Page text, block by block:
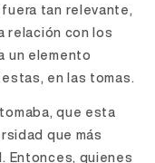
tan relevante,
relación con los
un elemento
en las tomas.
que esta
que más
Entonces, quienes